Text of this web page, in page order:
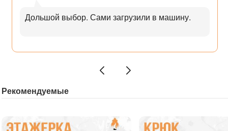
Дольшой выбор. Сами загрузили в машину.
Рекомендуемые